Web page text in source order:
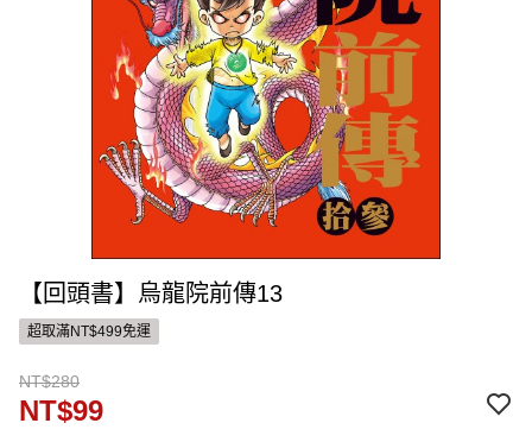
【回頭書】烏龍院前傳13
超取滿NT$499免運
NT$280
NT$99